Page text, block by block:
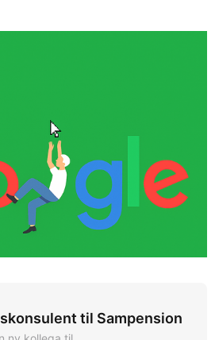
til Sampension